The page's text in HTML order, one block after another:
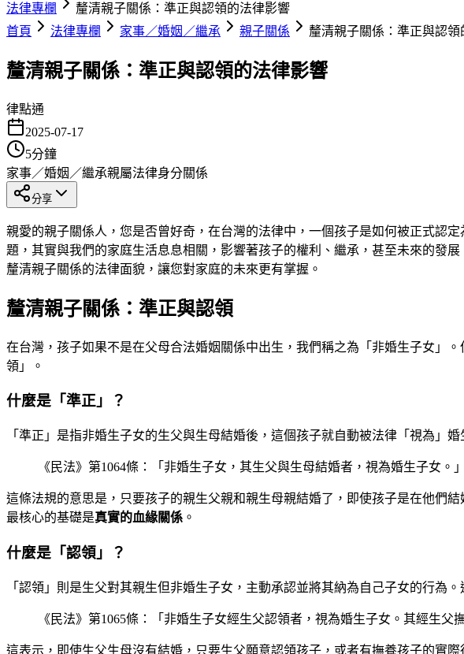
法律專欄
釐清親子關係：準正與認領的法律影響
首頁
法律專欄 家事／婚姻／繼承 親子關係 釐清親子關係：準正與認領
釐清親子關係：準正與認領的法律影響
律點通
2025-07-17
5分鐘
家事／婚姻／繼承親屬法律身分關係
分享
親愛的親子關係人，您是否曾好奇，在台灣的法律中，一個孩子是如何被正式認
題，其實與我們的家庭生活息息相關，影響著孩子的權利、繼承，甚至未來的發
釐清親子關係的法律面貌，讓您對家庭的未來更有掌握。
釐清親子關係：準正與認領
在台灣，孩子如果不是在父母合法婚姻關係中出生，我們稱之為「非婚生子女」
領」。
什麼是「準正」？
「準正」是指非婚生子女的生父與生母結婚後，這個孩子就自動被法律「視為」
《民法》第1064條：「非婚生子女，其生父與生母結婚者，視為婚生子女。」
這條法規的意思是，只要孩子的親生父親和親生母親結婚了，即使孩子是在他們
最核心的基礎是真實的血緣關係 。
什麼是「認領」？
「認領」則是生父對其親生但非婚生子女，主動承認並將其納為自己子女的行為
《民法》第1065條：「非婚生子女經生父認領者，視為婚生子女。其經生父
這表示，即使生父生母沒有結婚，只要生父願意認領孩子，或者有撫養孩子的實